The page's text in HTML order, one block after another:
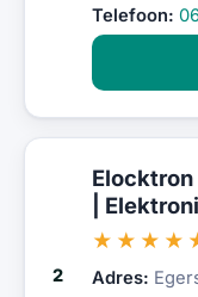
Telefoon:
2
|
Adres: